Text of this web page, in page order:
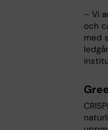
– Vi
och
med